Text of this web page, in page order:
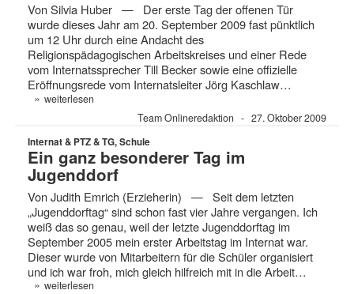
Von Silvia Huber — Der erste Tag der offenen Tür
wurde dieses Jahr am 20. September 2009 fast pünktlich
um 12 Uhr durch eine Andacht des
Religionspädagogischen Arbeitskreises und einer Rede
vom Internatssprecher Till Becker sowie eine offizielle
Eröffnungsrede vom Internatsleiter Jörg Kaschlaw…
» weiterlesen
Team Onlineredaktion
27. Oktober 2009
Internat & PTZ & TG, Schule
Ein ganz besonderer Tag im
Jugenddorf
Von Judith Emrich (Erzieherin) — Seit dem letzten
„Jugenddorftag“ sind schon fast vier Jahre vergangen. Ich
weiß das so genau, weil der letzte Jugenddorftag im
September 2005 mein erster Arbeitstag im Internat war.
Dieser wurde von Mitarbeitern für die Schüler organisiert
und ich war froh, mich gleich hilfreich mit in die Arbeit…
» weiterlesen